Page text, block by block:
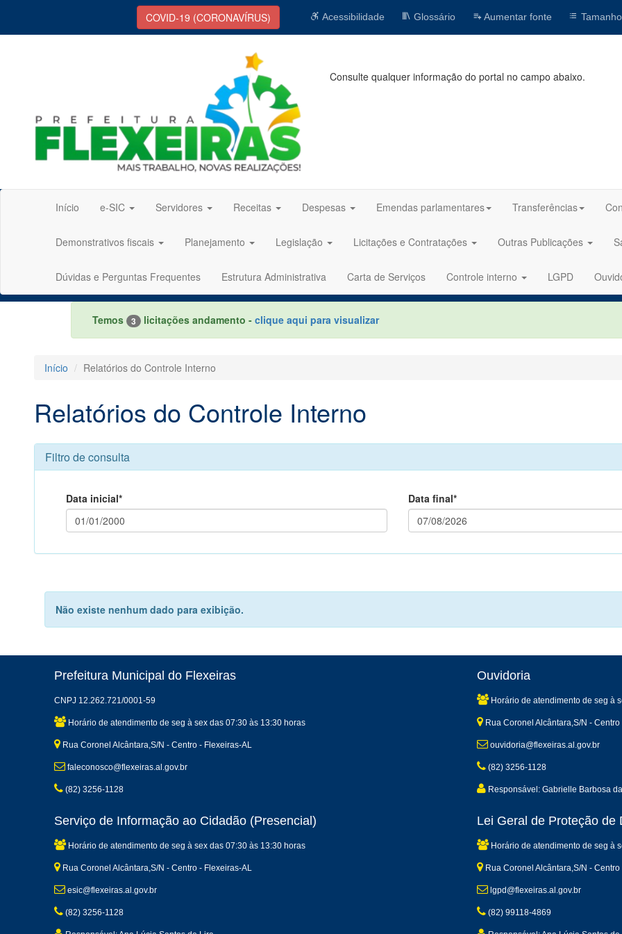
COVID-19 (CORONAVÍRUS) Acessibilidade Glossário Aumentar fonte
Consulte qualquer informação do portal no campo abaixo.
Início e-SIC Servidores Receitas Despesas Emendas parlamentares Transferências
Demonstrativos fiscais Planejamento Legislação Licitações e Contratações Outras Publicações
Dúvidas e Perguntas Frequentes Estrutura Administrativa Carta de Serviços Controle interno LGPD
Temos 3 licitações andamento - clique aqui para visualizar
Início Relatórios do Controle Interno
Relatórios do Controle Interno
Filtro de consulta
Data inicial* Data final*
Não existe nenhum dado para exibição.
Prefeitura Municipal do Flexeiras
CNPJ 12.262.721/0001-59
Horário de atendimento de seg à sex das 07:30 às 13:30 horas
Rua Coronel Alcântara,S/N - Centro - Flexeiras-AL
faleconosco@flexeiras.al.gov.br
(82) 3256-1128
Ouvidoria
Horário de atendimento de seg à
Rua Coronel Alcântara,S/N - Centro
ouvidoria@flexeiras.al.gov.br
(82) 3256-1128
Responsável: Gabrielle Barbosa
Serviço de Informação ao Cidadão (Presencial)
Horário de atendimento de seg à sex das 07:30 às 13:30 horas
Rua Coronel Alcântara,S/N - Centro - Flexeiras-AL
esic@flexeiras.al.gov.br
(82) 3256-1128
Lei Geral de Proteção de
Horário de atendimento de seg à
Rua Coronel Alcântara,S/N - Centro
lgpd@flexeiras.al.gov.br
(82) 99118-4869